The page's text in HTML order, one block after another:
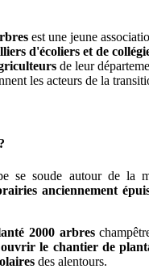
est une jeune
d'écoliers et de
de leur
les acteurs de la
se soude autour de la
anciennement
2000 arbres
ouvrir le chantier de
des alentours.